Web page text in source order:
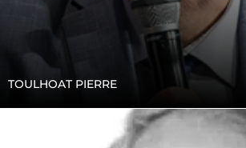
TOULHOAT PIERRE